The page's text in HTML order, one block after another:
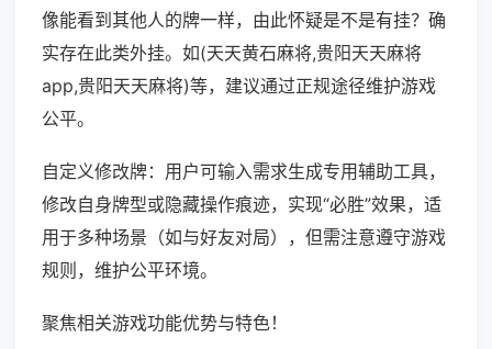
像能看到其他人的牌一样，由此怀疑是不是有挂？确
实存在此类外挂。如(天天黄石麻将,贵阳天天麻将
app,贵阳天天麻将)等，建议通过正规途径维护游戏
公平。
自定义修改牌：用户可输入需求生成专用辅助工具，
修改自身牌型或隐藏操作痕迹，实现“必胜”效果，适
用于多种场景（如与好友对局），但需注意遵守游戏
规则，维护公平环境。
聚焦相关游戏功能优势与特色！